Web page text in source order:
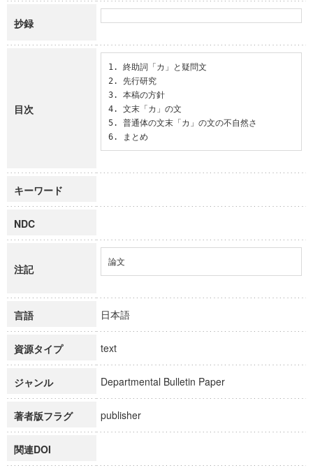
抄録
目次
1. 終助詞「カ」と疑問文
2. 先行研究
3. 本稿の方針
4. 文末「カ」の文
5. 普通体の文末「カ」の文の不自然さ
6. まとめ
キーワード
NDC
注記
論文
言語 日本語
資源タイプ text
ジャンル Departmental Bulletin Paper
著者版フラグ publisher
関連DOI